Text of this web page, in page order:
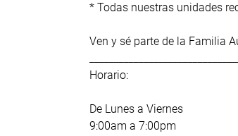
* Todas nuestras unidades
Ven y sé parte de la Familia
Horario:
De Lunes a Viernes
9:00am a 7:00pm